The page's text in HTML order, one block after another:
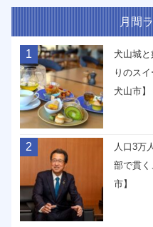
月間
1
犬山城
りのス
犬山市】
2
人口3万
部で貫
市】